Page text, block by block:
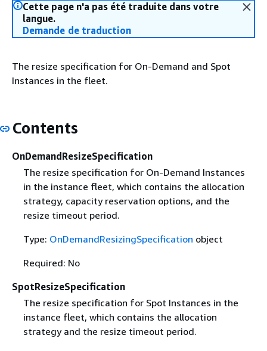
Cette page n'a pas été traduite dans votre
langue.
Demande de traduction
The resize specification for On-Demand and Spot
Instances in the fleet.
Contents
OnDemandResizeSpecification
The resize specification for On-Demand Instances
in the instance fleet, which contains the allocation
strategy, capacity reservation options, and the
resize timeout period.
Type: OnDemandResizingSpecification object
Required: No
SpotResizeSpecification
The resize specification for Spot Instances in the
instance fleet, which contains the allocation
strategy and the resize timeout period.